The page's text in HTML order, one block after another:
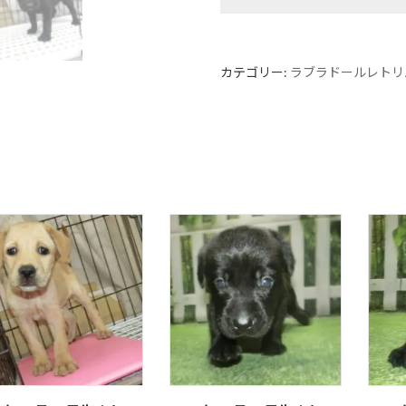
カテゴリー: ラブラドールレト